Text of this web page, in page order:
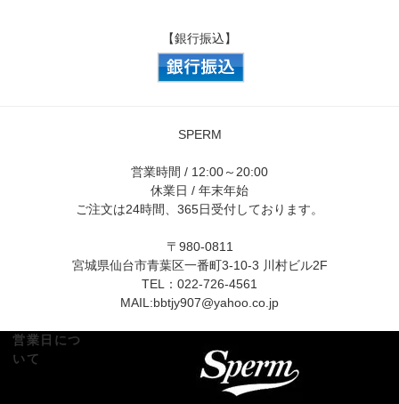
【銀行振込】
SPERM
営業時間 / 12:00～20:00
休業日 / 年末年始
ご注文は24時間、365日受付しております。
〒980-0811
宮城県仙台市青葉区一番町3-10-3 川村ビル2F
TEL：022-726-4561
MAIL:bbtjy907@yahoo.co.jp
営業日につ
いて